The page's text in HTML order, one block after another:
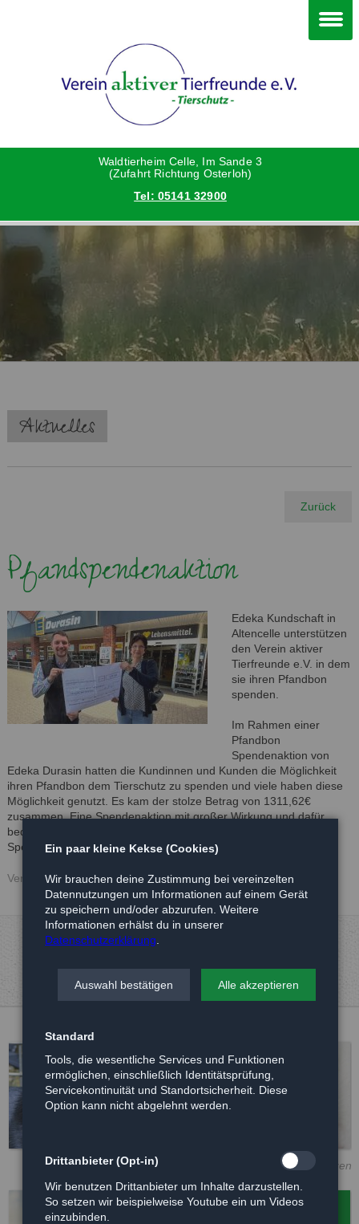
Waldtierheim Celle, Im Sande 3
(Zufahrt Richtung Osterloh)
Tel: 05141 32900
Navigation
überspringen
Aktuelles
Zurück
Pfandspendenaktion
Edeka Kundschaft in
Altencelle unterstützen
den Verein aktiver
Tierfreunde e.V. in dem
sie ihren Pfandbon
spenden.
Im Rahmen einer
Pfandbon
Spendenaktion von
Edeka Durasin hatten die Kundinnen und Kunden die Möglichkeit
ihren Pfandbon dem Tierschutz zu spenden und viele haben diese
Möglichkeit genutzt. Es kam der stolze Betrag von 1311,62€
zusammen. Eine Spendenaktion mit großer Wirkung und dafür
bedanken wir uns herzlich bei Edeka Durasin und allen
Spenderinnen und Spendern
Veröffentlicht: 18.05.2025
Im Waldtierheim: Hunde Im Waldtierheim: Katzen
Ein paar kleine Kekse (Cookies)
Wir brauchen deine Zustimmung bei vereinzelten
Datennutzungen um Informationen auf einem Gerät
zu speichern und/oder abzurufen. Weitere
Informationen erhälst du in unserer
Datenschutzerklärung
Auswahl bestätigen Alle akzeptieren
Standard
Tools, die wesentliche Services und Funktionen
ermöglichen, einschließlich Identitätsprüfung,
Servicekontinuität und Standortsicherheit. Diese
Option kann nicht abgelehnt werden.
Drittanbieter (Opt-in)
Wir benutzen Drittanbieter um Inhalte darzustellen.
So setzen wir beispielweise Youtube ein um Videos
einzubinden.
Katzen
Vermittlungshilfe privat
Grüße vom neuen Zuhause
Hunde
Kleintiere
Danke an die Helfer
Vorstand
Satzung